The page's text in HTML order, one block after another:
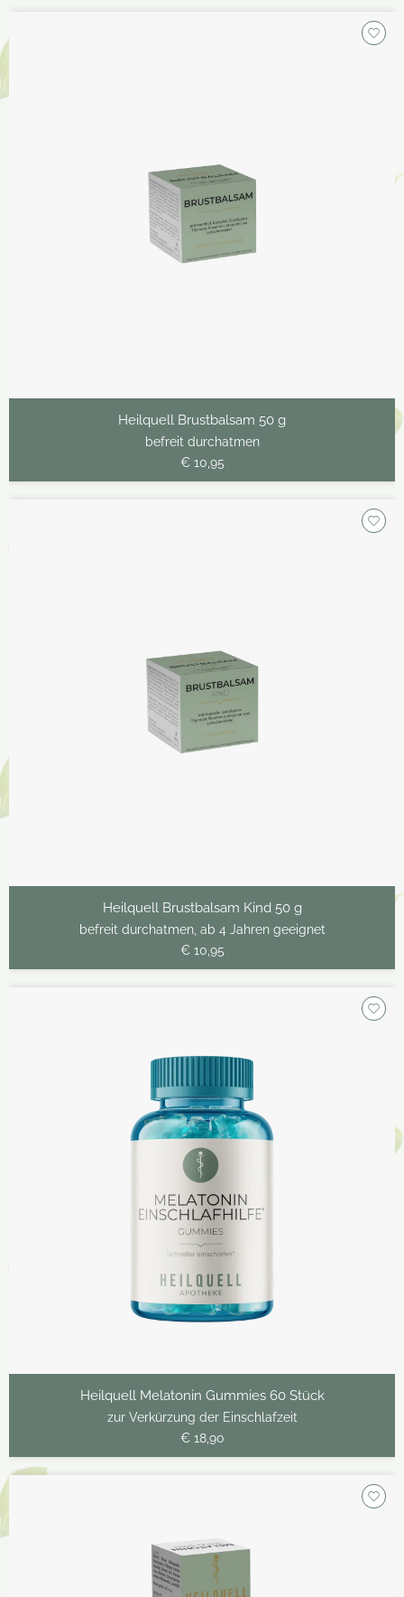
Heilquell Brustbalsam 50 g
befreit durchatmen
€ 10,95
Heilquell Brustbalsam Kind 50 g
befreit durchatmen, ab 4 Jahren geeignet
€ 10,95
Heilquell Melatonin Gummies 60 Stück
zur Verkürzung der Einschlafzeit
€ 18,90